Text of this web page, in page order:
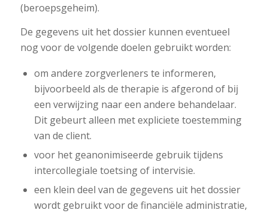
(beroepsgeheim).
De gegevens uit het dossier kunnen eventueel
nog voor de volgende doelen gebruikt worden:
om andere zorgverleners te informeren,
bijvoorbeeld als de therapie is afgerond of bij
een verwijzing naar een andere behandelaar.
Dit gebeurt alleen met expliciete toestemming
van de client.
voor het geanonimiseerde gebruik tijdens
intercollegiale toetsing of intervisie.
een klein deel van de gegevens uit het dossier
wordt gebruikt voor de financiële administratie,